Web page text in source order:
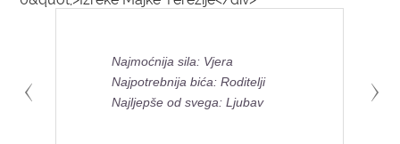
Najmoćnija sila: Vjera
Najpotrebnija bića: Roditelji
Najljepše od svega: Ljubav